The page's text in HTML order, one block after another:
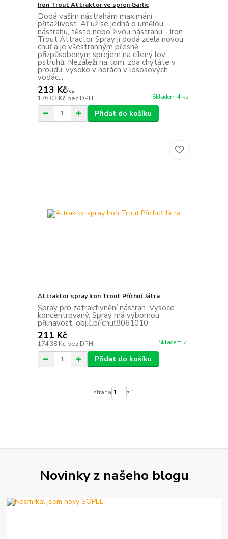
Iron Trout Attraktor ve spreji Garlic
Dodá vašim nástrahám maximání
přitažlivost. Ať už se jedná o umělou
nástrahu, těsto nebo živou nástrahu - Iron
Trout Attractor Spray jí dodá zcela novou
chuť a je všestranným přesně
přizpůsobeným sprejem na cílený lov
pstruhů. Nezáleží na tom, zda chytáte v
proudu, vysoko v horách v lososových
vodác...
213 Kč/ks
176,03 Kč bez DPH Skladem 4 ks
Přidat do košíku
Attraktor spray Iron Trout Příchuť Játra
Spray pro zatraktivnění nástrah. Vysoce
koncentrovaný. Spray má výbornou
přilnavost. obj.č.příchuť8061010
211 Kč
174,38 Kč bez DPH Skladem 2
Přidat do košíku
strana z 1
Novinky z našeho blogu